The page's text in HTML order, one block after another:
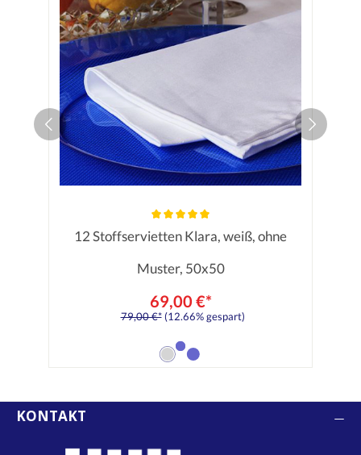
Durchschnittliche Bewertung von 5
12 Stoffservietten Klara, weiß, ohne
Muster, 50x50
69,00 €*
79,00 €* (12.66% gespart)
KONTAKT